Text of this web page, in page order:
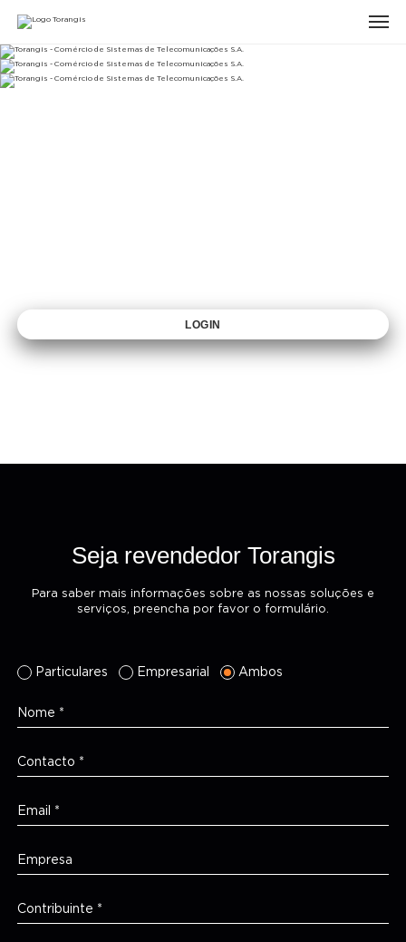
LOGIN
Seja revendedor Torangis
Para saber mais informações sobre as nossas soluções e
serviços, preencha por favor o formulário.
Particulares Empresarial Ambos